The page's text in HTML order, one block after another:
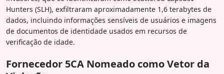
Hunters (SLH), exfiltraram aproximadamente 1,6 terabytes de
dados, incluindo informações sensíveis de usuários e imagens
de documentos de identidade usados em recursos de
verificação de idade.
Fornecedor 5CA Nomeado como Vetor da